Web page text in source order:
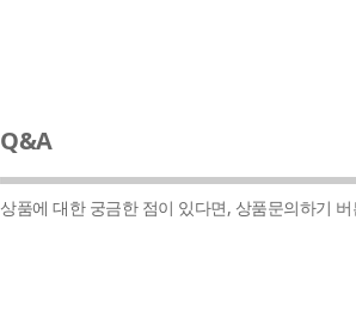
Q&A
상품에 대한 궁금한 점이 있다면, 상품문의하기